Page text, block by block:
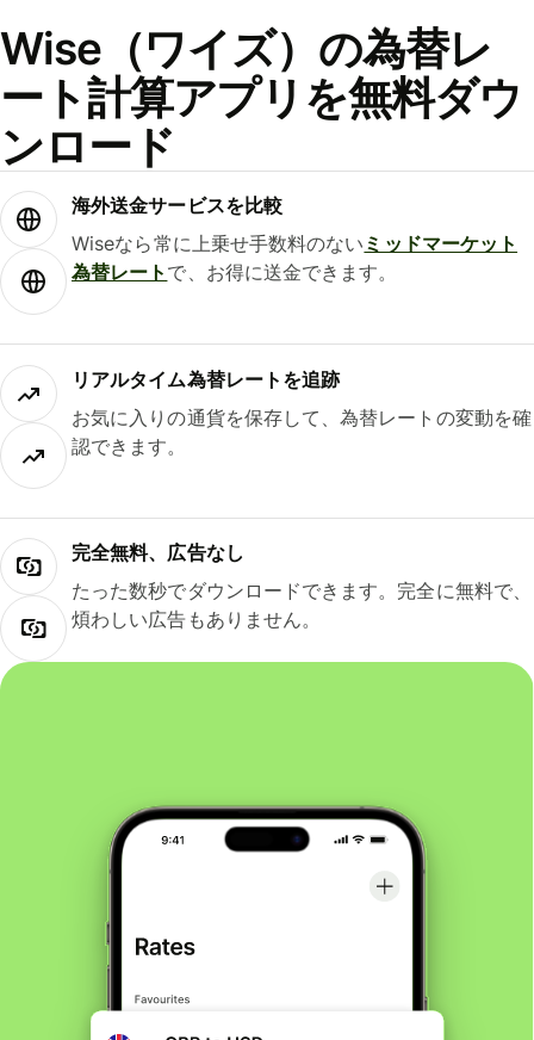
Wise（ワイズ）の為替レ
ート計算アプリを無料ダウ
ンロード
海外送金サービスを比較
Wiseなら常に上乗せ手数料のない ミッドマーケット
為替レート で、お得に送金できます。
リアルタイム為替レートを追跡
お気に入りの通貨を保存して、為替レートの変動を確
認できます。
完全無料、広告なし
たった数秒でダウンロードできます。完全に無料で、
煩わしい広告もありません。